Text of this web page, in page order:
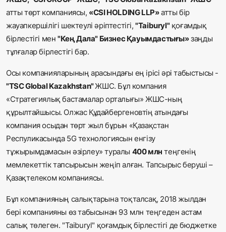
атты төрт компаниясы, «CSI HOLDING LLP»атты бір
жауапкершілігі шектеулі әріптестігі,"Taiburyl"қоғамдық
бірлестігі мен "Кең Дала" Бизнес Қауымдастығы»заңды
тұлғалар бірлестігі бар.
Осы компанияларының арасындағы ең ірісі әрі табыстысы -
"TSC Global Kazakhstan"ЖШС. Бұл компания
«Стратегиялық бастамалар орталығы» ЖШС-ның
құрылтайшысы. Олжас Құдайбергеновтің атындағы
компания осыдан төрт жыл бұрын «Қазақстан
Респуликасында 5G технологиясын енгізу
тұжырымдамасын әзірлеу» туралы 400 млн теңгенің
мемлекеттік тапсырысын жеңіп алған. Тапсырыс беруші –
Қазақтелеком компаниясы.
Бұл компанияның салықтарына тоқталсақ, 2018 жылдан
бері компанияны өз табысынан 93 млн теңгеден астам
салық төлеген. "Taiburyl" қоғамдық бірлестігі де бюджетке